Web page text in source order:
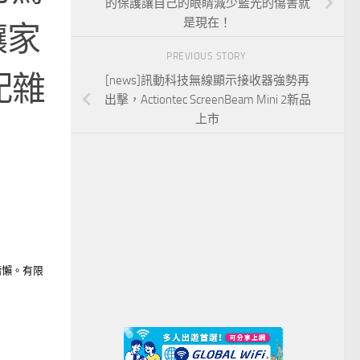
雜
。有限
的保護讓自己的眼睛減少藍光的傷害就
是現在！
PREVIOUS STORY
[news]訊動科技無線顯示接收器強勢再
出擊，Actiontec ScreenBeam Mini 2新品
上市